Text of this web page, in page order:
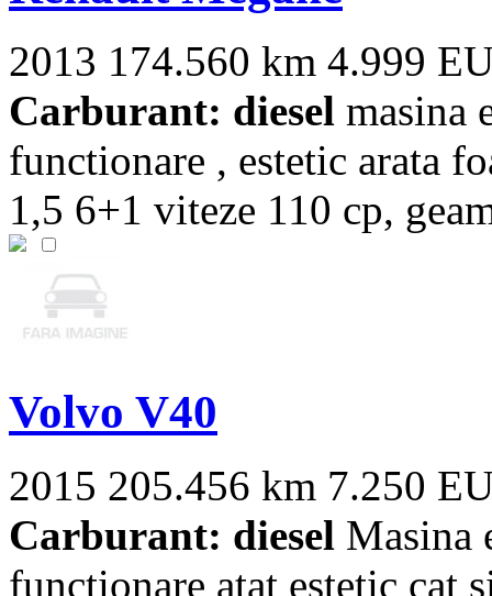
2013 174.560 km 4.999
Carburant: diesel masina
functionare , estetic arata
1,5 6+1 viteze 110 cp,
Volvo V40
2015 205.456 km 7.250
Carburant: diesel Masina
functionare atat estetic cat